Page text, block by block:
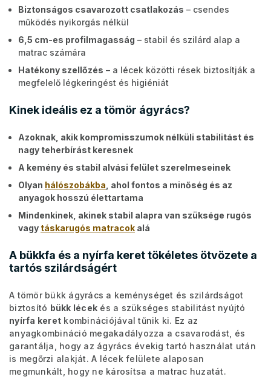
Biztonságos csavarozott csatlakozás – csendes
működés nyikorgás nélkül
6,5 cm-es profilmagasság – stabil és szilárd alap a
matrac számára
Hatékony szellőzés – a lécek közötti rések biztosítják a
megfelelő légkeringést és higiéniát
Kinek ideális ez a tömör ágyrács?
Azoknak, akik kompromisszumok nélküli stabilitást és
nagy teherbírást keresnek
A kemény és stabil alvási felület szerelmeseinek
Olyan hálószobákba , ahol fontos a minőség és az
anyagok hosszú élettartama
Mindenkinek, akinek stabil alapra van szüksége rugós
vagy táskarugós matracok alá
A bükkfa és a nyírfa keret tökéletes ötvözete a
tartós szilárdságért
A tömör bükk ágyrács a keménységet és szilárdságot
biztosító bükk lécek és a szükséges stabilitást nyújtó
nyírfa keret kombinációjával tűnik ki. Ez az
anyagkombináció megakadályozza a csavarodást, és
garantálja, hogy az ágyrács évekig tartó használat után
is megőrzi alakját. A lécek felülete alaposan
megmunkált, hogy ne károsítsa a matrac huzatát.